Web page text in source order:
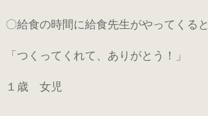
〇給食の時間に給食先生がやってくると
「つくってくれて、ありがとう！」
１歳 女児